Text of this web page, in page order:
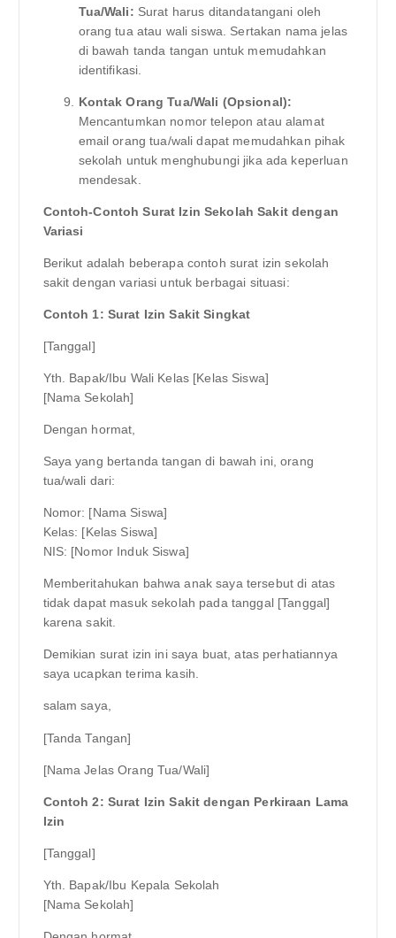
Tua/Wali: Surat harus ditandatangani oleh
orang tua atau wali siswa. Sertakan nama jelas
di bawah tanda tangan untuk memudahkan
identifikasi.
Kontak Orang Tua/Wali (Opsional):
Mencantumkan nomor telepon atau alamat
email orang tua/wali dapat memudahkan pihak
sekolah untuk menghubungi jika ada keperluan
mendesak.
Contoh-Contoh Surat Izin Sekolah Sakit dengan
Variasi
Berikut adalah beberapa contoh surat izin sekolah
sakit dengan variasi untuk berbagai situasi:
Contoh 1: Surat Izin Sakit Singkat
[Tanggal]
Yth. Bapak/Ibu Wali Kelas [Kelas Siswa]
[Nama Sekolah]
Dengan hormat,
Saya yang bertanda tangan di bawah ini, orang
tua/wali dari:
Nomor: [Nama Siswa]
Kelas: [Kelas Siswa]
NIS: [Nomor Induk Siswa]
Memberitahukan bahwa anak saya tersebut di atas
tidak dapat masuk sekolah pada tanggal [Tanggal]
karena sakit.
Demikian surat izin ini saya buat, atas perhatiannya
saya ucapkan terima kasih.
salam saya,
[Tanda Tangan]
[Nama Jelas Orang Tua/Wali]
Contoh 2: Surat Izin Sakit dengan Perkiraan Lama
Izin
[Tanggal]
Yth. Bapak/Ibu Kepala Sekolah
[Nama Sekolah]